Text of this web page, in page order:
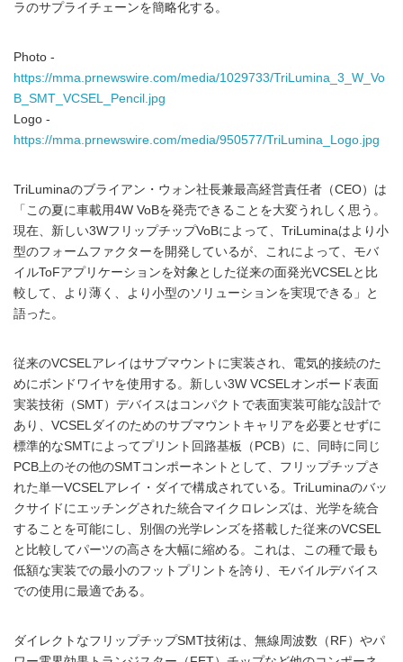
ラのサプライチェーンを簡略化する。
Photo -
https://mma.prnewswire.com/media/1029733/TriLumina_3_W_Vo
B_SMT_VCSEL_Pencil.jpg
Logo -
https://mma.prnewswire.com/media/950577/TriLumina_Logo.jpg
TriLuminaのブライアン・ウォン社長兼最高経営責任者（CEO）は
「この夏に車載用4W VoBを発売できることを大変うれしく思う。
現在、新しい3WフリップチップVoBによって、TriLuminaはより小
型のフォームファクターを開発しているが、これによって、モバ
イルToFアプリケーションを対象とした従来の面発光VCSELと比
較して、より薄く、より小型のソリューションを実現できる」と
語った。
従来のVCSELアレイはサブマウントに実装され、電気的接続のた
めにボンドワイヤを使用する。新しい3W VCSELオンボード表面
実装技術（SMT）デバイスはコンパクトで表面実装可能な設計で
あり、VCSELダイのためのサブマウントキャリアを必要とせずに
標準的なSMTによってプリント回路基板（PCB）に、同時に同じ
PCB上のその他のSMTコンポーネントとして、フリップチップさ
れた単一VCSELアレイ・ダイで構成されている。TriLuminaのバッ
クサイドにエッチングされた統合マイクロレンズは、光学を統合
することを可能にし、別個の光学レンズを搭載した従来のVCSEL
と比較してパーツの高さを大幅に縮める。これは、この種で最も
低額な実装での最小のフットプリントを誇り、モバイルデバイス
での使用に最適である。
ダイレクトなフリップチップSMT技術は、無線周波数（RF）やパ